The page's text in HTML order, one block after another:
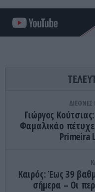
Γιώργος
Φαμαλικάο
Primeira
Καιρός: Έως 39
σήμερα – Οι